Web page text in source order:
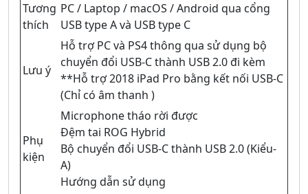
Tương
thích
PC / Laptop / macOS / Android qua cổng
USB type A và USB type C
Lưu ý
Hỗ trợ PC và PS4 thông qua sử dụng bộ
chuyển đổi USB-C thành USB 2.0 đi kèm
**Hỗ trợ 2018 iPad Pro bằng kết nối USB-C
(Chỉ có âm thanh )
Phụ
kiện
Microphone tháo rời được
Đệm tai ROG Hybrid
Bộ chuyển đổi USB-C thành USB 2.0 (Kiểu-
A)
Hướng dẫn sử dụng